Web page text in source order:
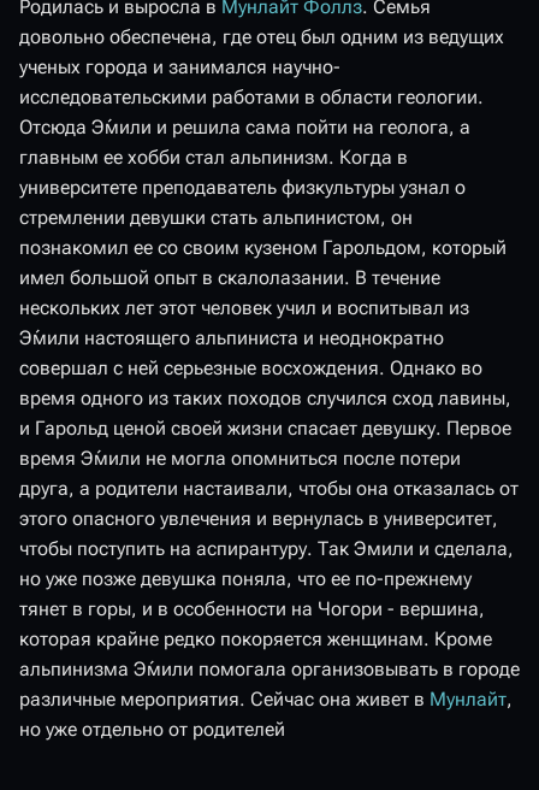
Родилась и выросла в Мунлайт Фоллз. Семья
довольно обеспечена, где отец был одним из ведущих
ученых города и занимался научно-
исследовательскими работами в области геологии.
Отсюда Э́мили и решила сама пойти на геолога, а
главным ее хобби стал альпинизм. Когда в
университете преподаватель физкультуры узнал о
стремлении девушки стать альпинистом, он
познакомил ее со своим кузеном Гарольдом, который
имел большой опыт в скалолазании. В течение
нескольких лет этот человек учил и воспитывал из
Э́мили настоящего альпиниста и неоднократно
совершал с ней серьезные восхождения. Однако во
время одного из таких походов случился сход лавины,
и Гарольд ценой своей жизни спасает девушку. Первое
время Э́мили не могла опомниться после потери
друга, а родители настаивали, чтобы она отказалась от
этого опасного увлечения и вернулась в университет,
чтобы поступить на аспирантуру. Так Эмили и сделала,
но уже позже девушка поняла, что ее по-прежнему
тянет в горы, и в особенности на Чогори - вершина,
которая крайне редко покоряется женщинам. Кроме
альпинизма Э́мили помогала организовывать в городе
различные мероприятия. Сейчас она живет в Мунлайт,
но уже отдельно от родителей